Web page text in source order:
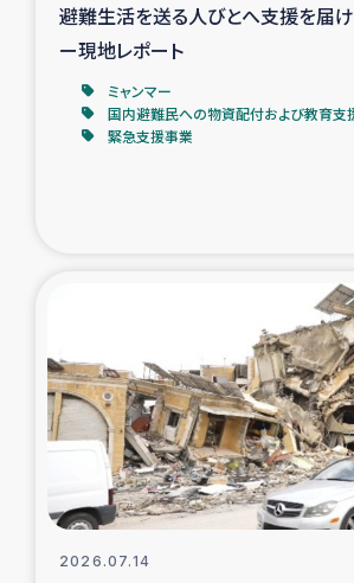
避難生活を送る人びとへ支援を届
ー現地レポート
ミャンマー
国内避難民への物資配付および教育支
緊急支援事業
2026.07.14